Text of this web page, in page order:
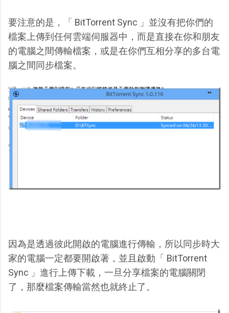
要注意的是，「 BitTorrent Sync 」並沒有把你們的
檔案上傳到任何雲端伺服器中，而是直接在你和朋友
的電腦之間傳輸檔案，或是在你們互相分享的多台電
腦之間同步檔案。
因為是透過彼此開啟的電腦進行傳輸，所以同步時大
家的電腦一定都要開啟著，並且啟動「 BitTorrent
Sync 」進行上傳下載，一旦分享檔案的電腦關閉
了，那麼檔案傳輸當然也就終止了。